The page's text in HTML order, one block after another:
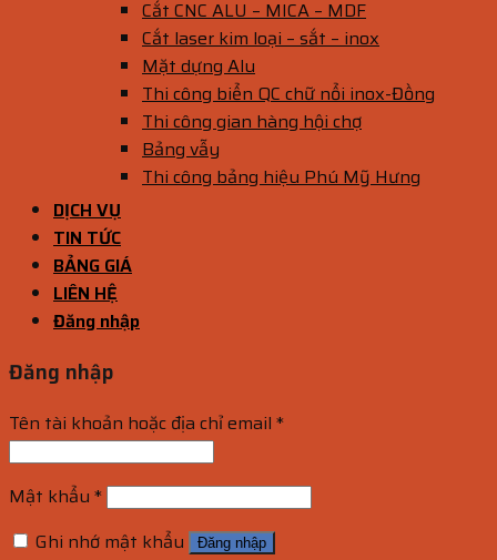
Cắt CNC ALU – MICA – MDF
Cắt laser kim loại – sắt – inox
Mặt dựng Alu
Thi công biển QC chữ nổi inox-Đồng
Thi công gian hàng hội chợ
Bảng vẫy
Thi công bảng hiệu Phú Mỹ Hưng
DỊCH VỤ
TIN TỨC
BẢNG GIÁ
LIÊN HỆ
Đăng nhập
Đăng nhập
Tên tài khoản hoặc địa chỉ email *
Mật khẩu *
Ghi nhớ mật khẩu
Đăng nhập